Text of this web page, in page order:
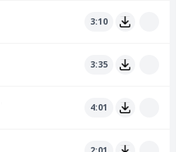
3:10
3:35
4:01